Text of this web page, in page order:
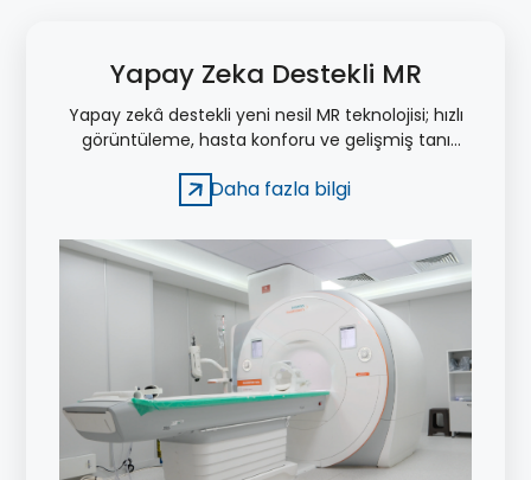
Yapay Zeka Destekli MR
Yapay zekâ destekli yeni nesil MR teknolojisi; hızlı
görüntüleme, hasta konforu ve gelişmiş tanı
Daha fazla bilgi